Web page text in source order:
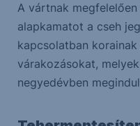
A vártnak
alapkamatot a cseh
kapcsolatban
várakozásokat,
negyedévben